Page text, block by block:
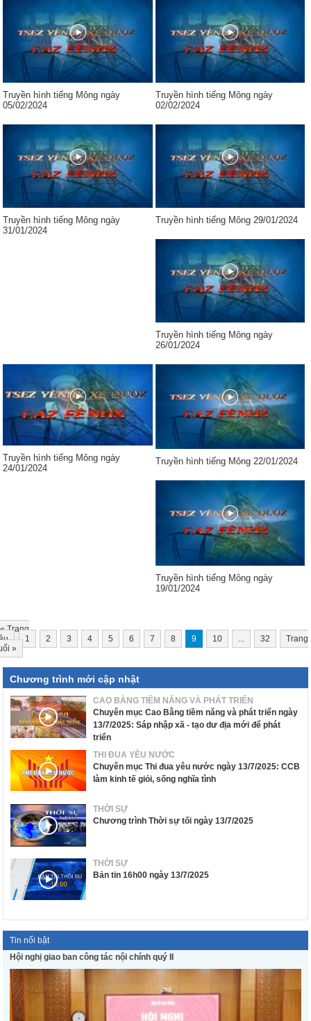
Truyền hình tiếng Mông ngày
05/02/2024
Truyền hình tiếng Mông ngày
02/02/2024
Truyền hình tiếng Mông ngày
31/01/2024
Truyền hình tiếng Mông 29/01/2024
Truyền hình tiếng Mông ngày
26/01/2024
Truyền hình tiếng Mông ngày
24/01/2024
Truyền hình tiếng Mông 22/01/2024
Truyền hình tiếng Mông ngày
19/01/2024
«Trang
1 2 3 4 5 6 7 8 9 10 32
Trang
»
Chương trình mới cập nhật
CAO BẰNG TIỀM NĂNG VÀ PHÁT TRIỂN
Chuyên mục Cao Bằng tiềm năng và phát triển ngày
13/7/2025: Sáp nhập xã - tạo dư địa mới để phát
triển
THI ĐUA YÊU NƯỚC
Chuyên mục Thi đua yêu nước ngày 13/7/2025: CCB
làm kinh tế giỏi, sống nghĩa tình
THỜI SỰ
Chương trình Thời sự tối ngày 13/7/2025
THỜI SỰ
Bản tin 16h00 ngày 13/7/2025
Tin nổi bật
Hội nghị giao ban công tác nội chính quý II